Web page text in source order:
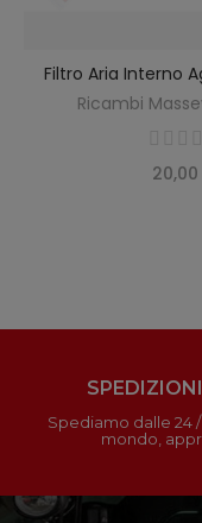
AGGIUNGI
Filtro Aria Interno
Ricambi
Spediamo dalle 24
mondo,